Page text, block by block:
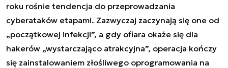
roku rośnie tendencja do przeprowadzania
cyberataków etapami. Zazwyczaj zaczynają się one od
„początkowej infekcji”, a gdy ofiara okaże się dla
hakerów „wystarczająco atrakcyjna”, operacja kończy
się zainstalowaniem złośliwego oprogramowania na